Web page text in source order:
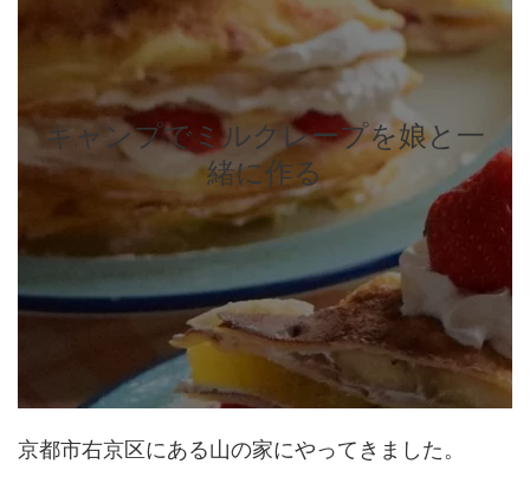
キャンプでミルクレープを娘と一
緒に作る
京都市右京区にある山の家にやってきました。